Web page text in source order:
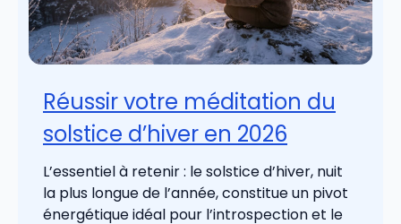
Réussir votre méditation du
solstice d’hiver en 2026
L’essentiel à retenir : le solstice d’hiver, nuit
la plus longue de l’année, constitue un pivot
énergétique idéal pour l’introspection et le